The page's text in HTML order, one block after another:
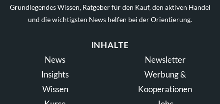
Grundlegendes Wissen, Ratgeber für den Kauf, den aktiven Handel
und die wichtigsten News helfen bei der Orientierung.
INHALTE
News
Insights
Wissen
Newsletter
Werbung &
Kooperationen